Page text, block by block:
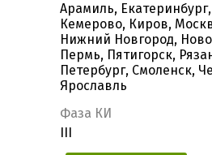
Арамиль,
Кемерово, Киров,
Нижний Новгород,
Пермь, Пятигорск,
Петербург, Смоленск,
Ярославль
Фаза КИ